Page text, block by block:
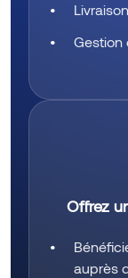
Gestion
Offrez
auprès